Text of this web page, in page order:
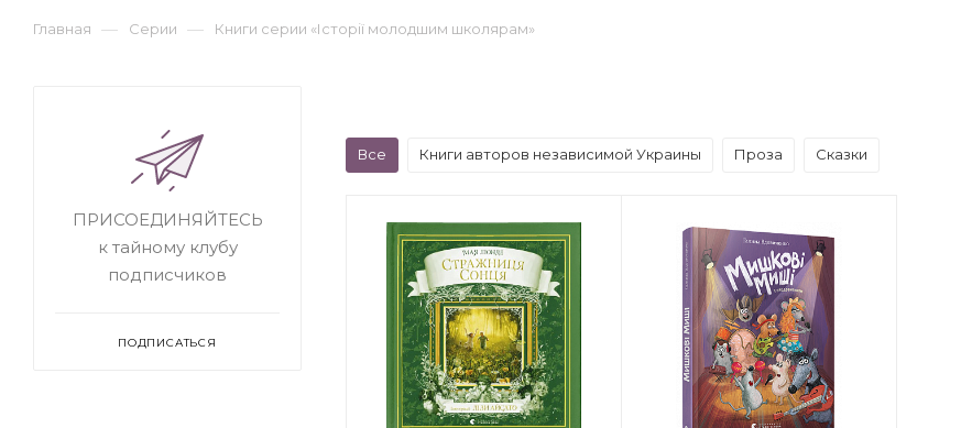
Главная — Серии — Книги серии «Історії молодшим школярам»
Все Книги авторов независимой Украины Проза Сказки
ПРИСОЕДИНЯЙТЕСЬ
к тайному клубу
подписчиков
ПОДПИСАТЬСЯ